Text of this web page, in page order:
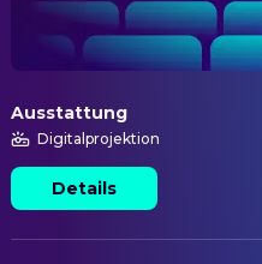
Ausstattung
Digitalprojektion
Details